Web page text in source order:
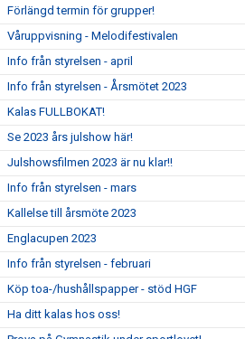
Förlängd termin för grupper!
Våruppvisning - Melodifestivalen
Info från styrelsen - april
Info från styrelsen - Årsmötet 2023
Kalas FULLBOKAT!
Se 2023 års julshow här!
Julshowsfilmen 2023 är nu klar!!
Info från styrelsen - mars
Kallelse till årsmöte 2023
Englacupen 2023
Info från styrelsen - februari
Köp toa-/hushållspapper - stöd HGF
Ha ditt kalas hos oss!